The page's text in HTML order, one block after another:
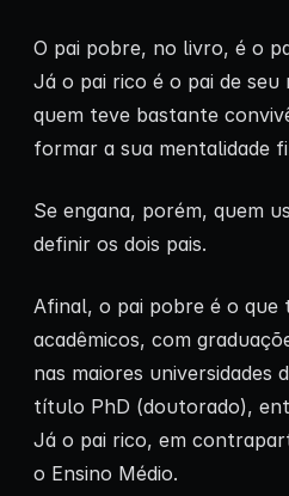
O pai pobre, no livro, é o
Já o pai rico é o pai de seu
quem teve bastante
formar a sua mentalidade
Se engana, porém, quem
definir os dois pais.
Afinal, o pai pobre é o
acadêmicos, com
nas maiores universidades
título PhD (doutorado),
Já o pai rico, em
o Ensino Médio.